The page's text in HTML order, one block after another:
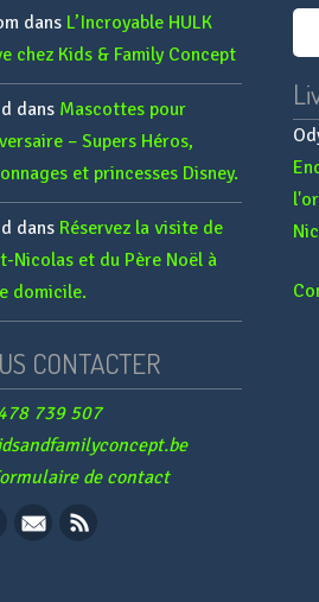
dans L’Incroyable HULK
chez Kids & Family Concept
dans Mascottes pour
– Supers Héros,
et princesses Disney.
dans Réservez la visite de
Nicolas et du Père Noël à
domicile.
CONTACTER
739 507
de contact